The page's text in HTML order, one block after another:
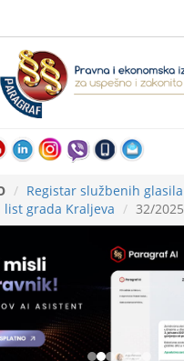
Registar službenih glasila
list grada Kraljeva
32/2025